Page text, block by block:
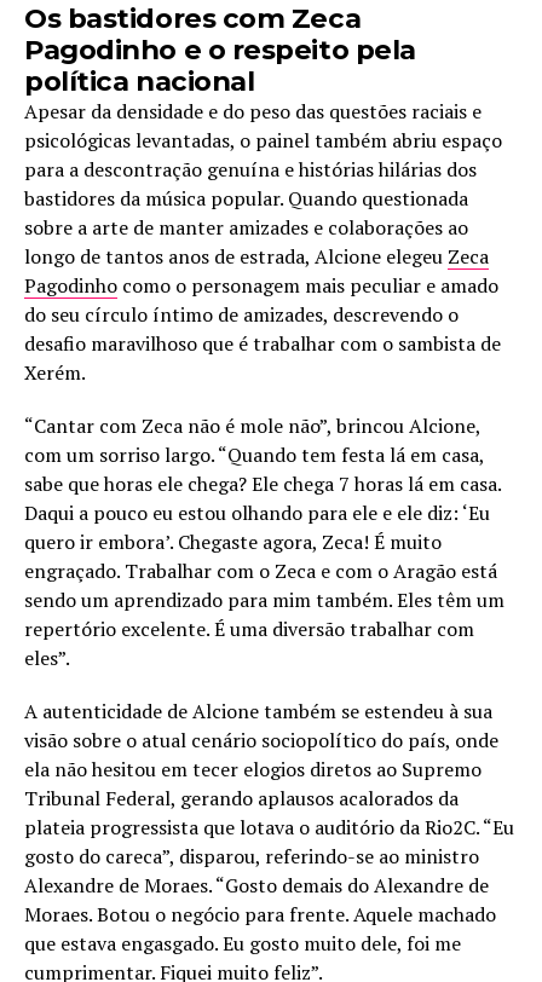
Os bastidores com Zeca
Pagodinho e o respeito pela
política nacional
Apesar da densidade e do peso das questões raciais e
psicológicas levantadas, o painel também abriu espaço
para a descontração genuína e histórias hilárias dos
bastidores da música popular. Quando questionada
sobre a arte de manter amizades e colaborações ao
longo de tantos anos de estrada, Alcione elegeu Zeca
Pagodinho como o personagem mais peculiar e amado
do seu círculo íntimo de amizades, descrevendo o
desafio maravilhoso que é trabalhar com o sambista de
Xerém.
“Cantar com Zeca não é mole não”, brincou Alcione,
com um sorriso largo. “Quando tem festa lá em casa,
sabe que horas ele chega? Ele chega 7 horas lá em casa.
Daqui a pouco eu estou olhando para ele e ele diz: ‘Eu
quero ir embora’. Chegaste agora, Zeca! É muito
engraçado. Trabalhar com o Zeca e com o Aragão está
sendo um aprendizado para mim também. Eles têm um
repertório excelente. É uma diversão trabalhar com
eles”.
A autenticidade de Alcione também se estendeu à sua
visão sobre o atual cenário sociopolítico do país, onde
ela não hesitou em tecer elogios diretos ao Supremo
Tribunal Federal, gerando aplausos acalorados da
plateia progressista que lotava o auditório da Rio2C. “Eu
gosto do careca”, disparou, referindo-se ao ministro
Alexandre de Moraes. “Gosto demais do Alexandre de
Moraes. Botou o negócio para frente. Aquele machado
que estava engasgado. Eu gosto muito dele, foi me
cumprimentar. Fiquei muito feliz”.